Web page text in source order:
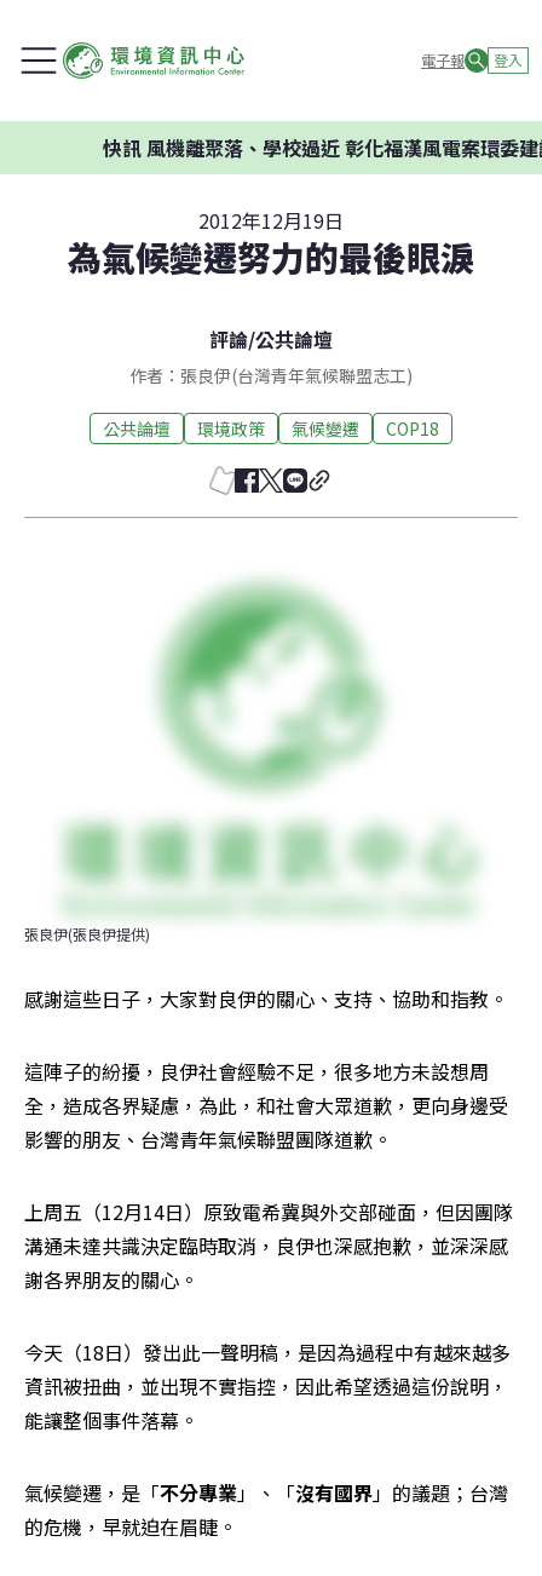
電子報 登入
快訊風機離聚落、學校過近 彰化福漢風電案環委建議
2012年12月19日
為氣候變遷努力的最後眼淚
評論/公共論壇
作者：張良伊(台灣青年氣候聯盟志工)
公共論壇 環境政策 氣候變遷 COP18
張良伊(張良伊提供)
感謝這些日子，大家對良伊的關心、支持、協助和指教。
這陣子的紛擾，良伊社會經驗不足，很多地方未設想周
全，造成各界疑慮，為此，和社會大眾道歉，更向身邊受
影響的朋友、台灣青年氣候聯盟團隊道歉。
上周五（12月14日）原致電希冀與外交部碰面，但因團隊
溝通未達共識決定臨時取消，良伊也深感抱歉，並深深感
謝各界朋友的關心。
今天（18日）發出此一聲明稿，是因為過程中有越來越多
資訊被扭曲，並出現不實指控，因此希望透過這份說明，
能讓整個事件落幕。
氣候變遷，是「不分專業」、「沒有國界」的議題；台灣
的危機，早就迫在眉睫。